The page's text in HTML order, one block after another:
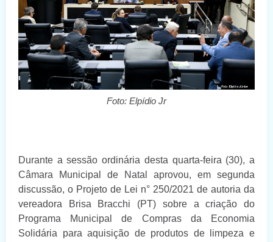
Foto: Elpídio Jr
Durante a sessão ordinária desta quarta-feira (30), a
Câmara Municipal de Natal aprovou, em segunda
discussão, o Projeto de Lei n° 250/2021 de autoria da
vereadora Brisa Bracchi (PT) sobre a criação do
Programa Municipal de Compras da Economia
Solidária para aquisição de produtos de limpeza e